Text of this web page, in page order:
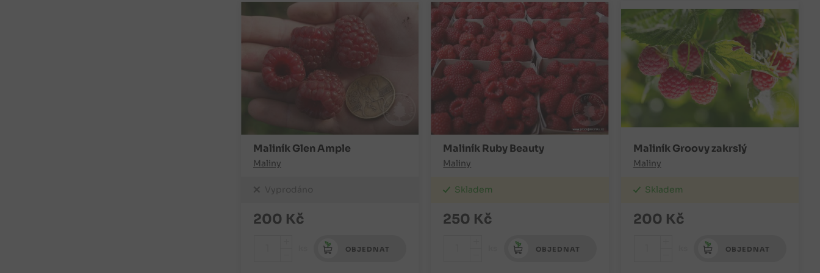
Maliník Glen Ample
Maliny
Vyprodáno
200 Kč
OBJEDNAT
Maliník Ruby Beauty
Maliny
Skladem
250 Kč
OBJEDNAT
Maliník Groovy zakrslý
Maliny
Skladem
200 Kč
OBJEDNAT